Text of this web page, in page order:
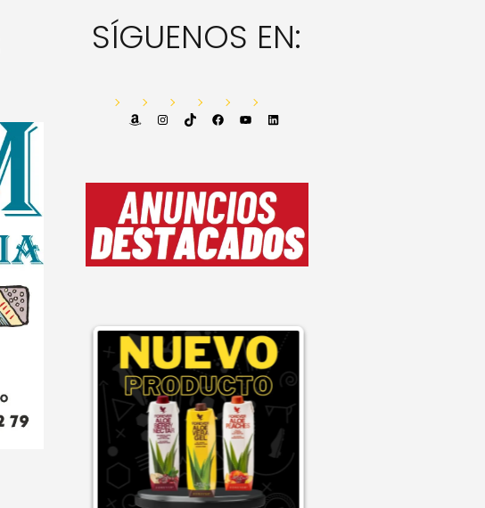
SÍGUENOS EN:
AmazonInstagram
TikTokFacebook
YouTubeLinkedIn